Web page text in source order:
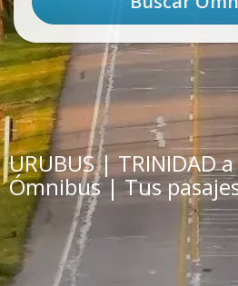
URUBUS | TRINIDAD
Ómnibus | Tus